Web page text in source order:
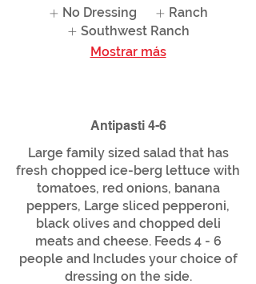
No Dressing
Ranch
Southwest Ranch
Mostrar más
Antipasti 4-6
Large family sized salad that has
fresh chopped ice-berg lettuce with
tomatoes, red onions, banana
peppers, Large sliced pepperoni,
black olives and chopped deli
meats and cheese. Feeds 4 - 6
people and Includes your choice of
dressing on the side.